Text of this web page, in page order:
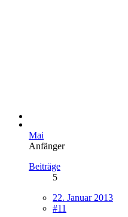
Mai
Anfänger
Beiträge
5
22. Januar 2013
#11